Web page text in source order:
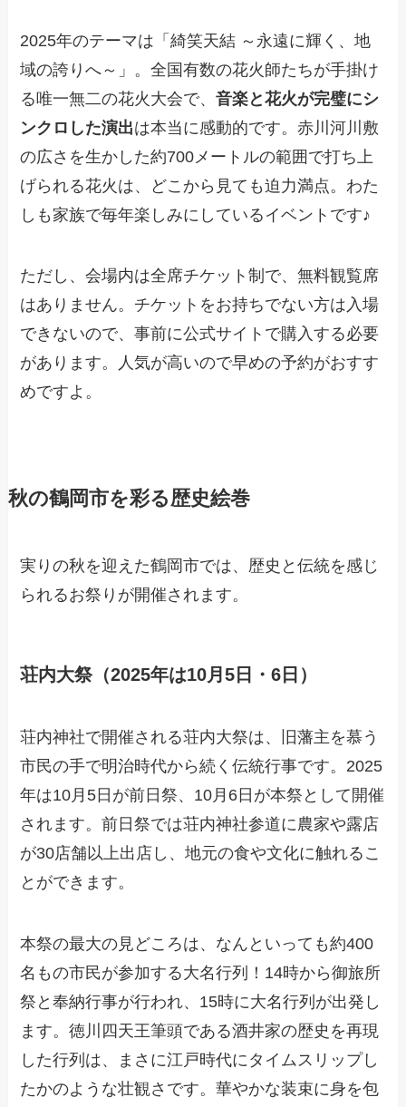
2025年のテーマは「綺笑天結 ～永遠に輝く、地
域の誇りへ～」。全国有数の花火師たちが手掛け
る唯一無二の花火大会で、音楽と花火が完璧にシ
ンクロした演出は本当に感動的です。赤川河川敷
の広さを生かした約700メートルの範囲で打ち上
げられる花火は、どこから見ても迫力満点。わた
しも家族で毎年楽しみにしているイベントです♪
ただし、会場内は全席チケット制で、無料観覧席
はありません。チケットをお持ちでない方は入場
できないので、事前に公式サイトで購入する必要
があります。人気が高いので早めの予約がおすす
めですよ。
秋の鶴岡市を彩る歴史絵巻
実りの秋を迎えた鶴岡市では、歴史と伝統を感じ
られるお祭りが開催されます。
荘内大祭（2025年は10月5日・6日）
荘内神社で開催される荘内大祭は、旧藩主を慕う
市民の手で明治時代から続く伝統行事です。2025
年は10月5日が前日祭、10月6日が本祭として開催
されます。前日祭では荘内神社参道に農家や露店
が30店舗以上出店し、地元の食や文化に触れるこ
とができます。
本祭の最大の見どころは、なんといっても約400
名もの市民が参加する大名行列！14時から御旅所
祭と奉納行事が行われ、15時に大名行列が出発し
ます。徳川四天王筆頭である酒井家の歴史を再現
した行列は、まさに江戸時代にタイムスリップし
たかのような壮観さです。華やかな装束に身を包